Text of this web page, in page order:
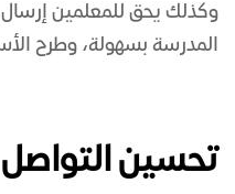
وكذلك يحق للمعلمين
المدرسة بسهولة، وطرح
تحسين